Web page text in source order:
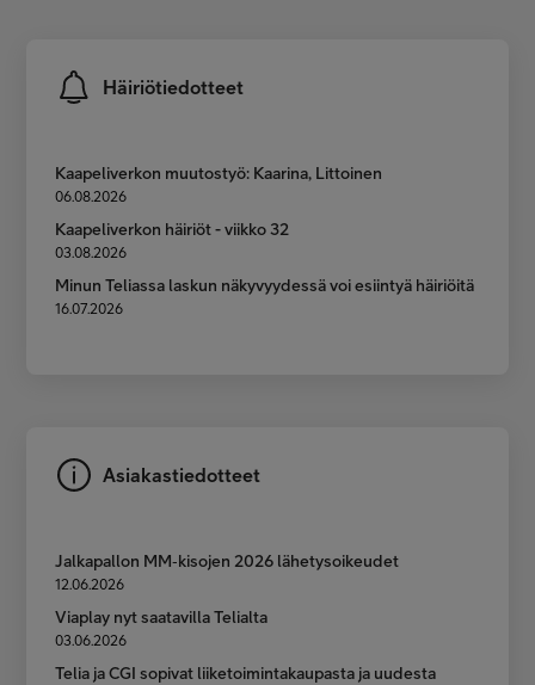
Häiriötiedotteet
Kaapeliverkon muutostyö: Kaarina, Littoinen
06.08.2026
Kaapeliverkon häiriöt - viikko 32
03.08.2026
Minun Teliassa laskun näkyvyydessä voi esiintyä häiriöitä
16.07.2026
Asiakastiedotteet
Jalkapallon MM‑kisojen 2026 lähetysoikeudet
12.06.2026
Viaplay nyt saatavilla Telialta
03.06.2026
Telia ja CGI sopivat liiketoimintakaupasta ja uudesta